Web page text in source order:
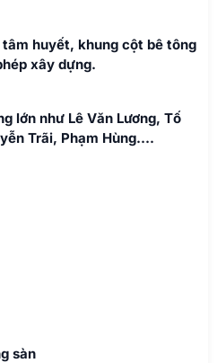
huyết, khung cột bê tông
xây dựng.
lớn như Lê Văn Lương, Tố
Trãi, Phạm Hùng….
sàn